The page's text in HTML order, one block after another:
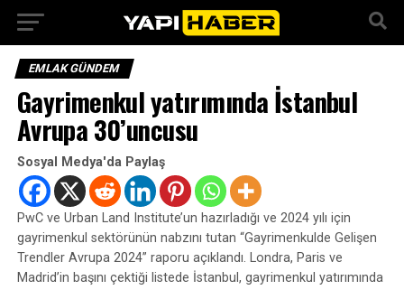
EMLAK GÜNDEM
Gayrimenkul yatırımında İstanbul
Avrupa 30’uncusu
Sosyal Medya'da Paylaş
PwC ve Urban Land Institute’un hazırladığı ve 2024 yılı için
gayrimenkul sektörünün nabzını tutan “Gayrimenkulde Gelişen
Trendler Avrupa 2024” raporu açıklandı. Londra, Paris ve
Madrid’in başını çektiği listede İstanbul, gayrimenkul yatırımında